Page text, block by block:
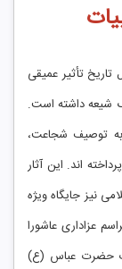
تأثیر عمیقی
شیعه داشته است.
به توصیف شجاعت،
‌اند. این آثار
نیز جایگاه ویژه
عزاداری عاشورا
حضرت عباس (ع)